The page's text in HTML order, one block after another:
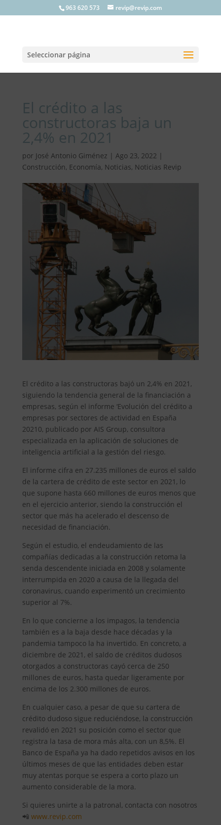
963 620 573 revip@revip.com
Seleccionar página
El crédito a las
constructoras baja un
2,4% en 2021
por José Antonio Giménez | Ago 23, 2022 |
Construcción, Economía, Noticias, Noticias Revip
El crédito a las constructoras bajó un 2,4% en 2021,
siguiendo la tendencia general de la financiación a
empresas, según el informe ‘Evolución del crédito a
empresas por sectores de actividad en España
20210, publicado por AIS Group, consultora
especializada en la aplicación de soluciones de
inteligencia artificial a la gestión del riesgo.
El informe cifra en 27.235 millones de euros el saldo
de la cartera de crédito de este sector en 2021, lo
que supone hasta 660 millones de euros menos que
en el ejercicio anterior, siendo la construcción el
sector que más ha acelerado el descenso de
necesidad de financiación.
Según el estudio, el endeudamiento de las
compañías dedicadas a la construcción retoma la
senda descendente iniciada en 2008 y solamente
interrumpida en 2020 a causa de la llegada del
coronavirus, cuando experimentó un crecimiento
superior al 7%.
En lo que concierne a los impagos, la tendencia
también es a la baja desde hace décadas y la
pandemia tampoco la ha invertido. En concreto, a
diciembre de 2021, el saldo de créditos dudosos
otorgados a constructoras cayó cerca de 250
millones de euros, hasta quedar ligeramente por
encima de los 2.300 millones de euros.
En cualquier caso, a pesar de que su cartera de
crédito dudoso sigue reduciéndose, la construcción
revalidó en 2021 su posición como el sector que
registra la tasa de mora más alta, con un 8,5%. El
Banco de España ya ha dado repetidos avisos en los
últimos meses de que las entidades deben estar
muy atentas porque se espera a corto plazo un
aumento considerable de la mora.
Si quieres unirte a la patronal, contacta con nosotros
📲 www.revip.com